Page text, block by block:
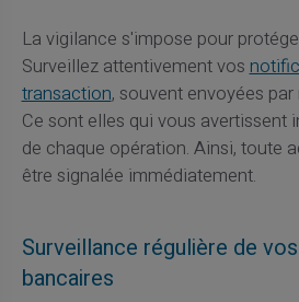
La vigilance s'impose pour
Surveillez attentivement vos
transaction, souvent envoyées
Ce sont elles qui vous avertissent
de chaque opération. Ainsi, toute
être signalée immédiatement.
Surveillance régulière de
bancaires